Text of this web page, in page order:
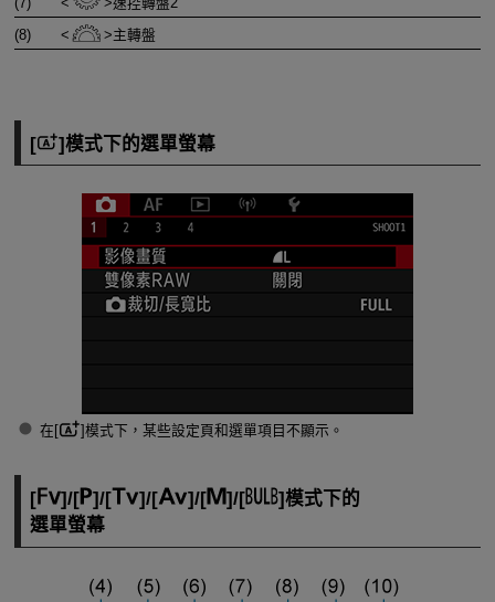
(8)
主轉盤
[ ]模式下的選單螢幕
在[ ]模式下，某些設定頁和選單項目不顯示。
[ ]/[ ]/[ ]/[ ]/[ ]/[
]模式下的
選單螢幕